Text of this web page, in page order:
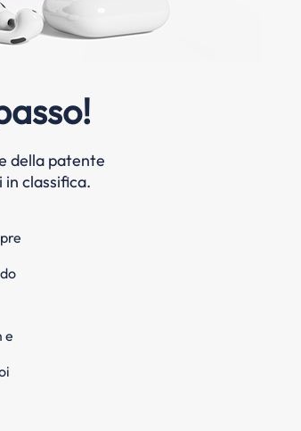
della patente
classifica.
e